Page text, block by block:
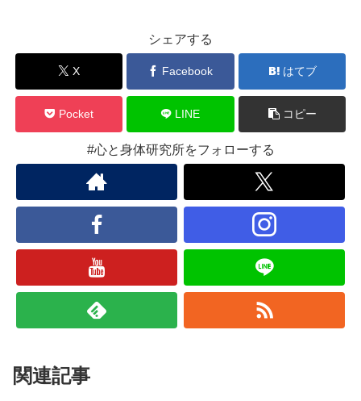
シェアする
X Facebook はてブ
Pocket LINE コピー
#心と身体研究所をフォローする
関連記事